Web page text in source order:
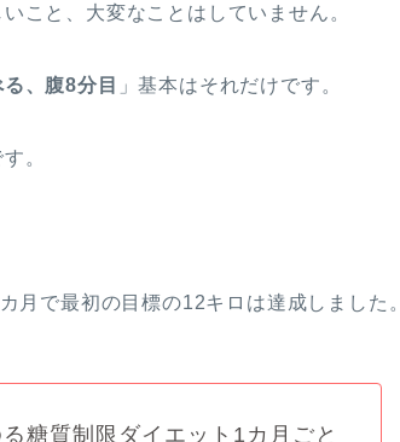
こと、大変なことはしていません。
、腹8分目 」基本はそれだけです。
。
月で最初の目標の12キロは達成しました。
糖質制限ダイエット1カ月ごと